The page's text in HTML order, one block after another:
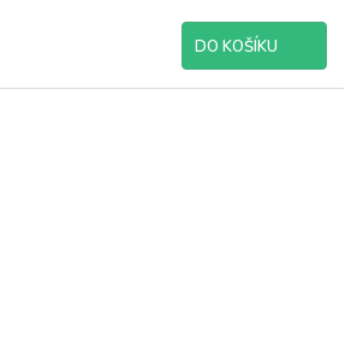
DO KOŠÍKU